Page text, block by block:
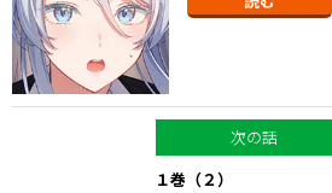
１巻（２）